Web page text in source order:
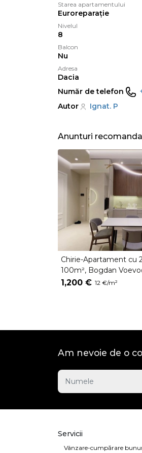
Starea apartamentului
Euroreparație
Nivelul
8
Balcon
Nu
Adresa
Dacia
Număr de telefon
Autor
Ignat. P
Anunturi
Chirie-Apartament cu
100m², Bogdan
1,200 € 12 €/m²
Am nevoie de o
Servicii
Vânzare-cumpărare